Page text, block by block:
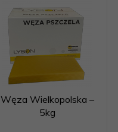
Węza Wielkopolska –
5kg